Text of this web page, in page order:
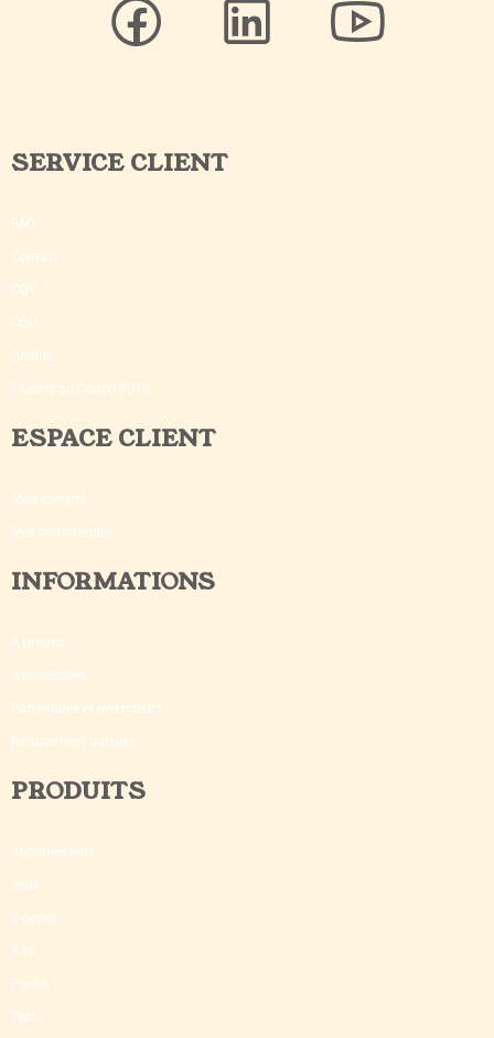
SERVICE CLIENT
FAQ
Contact
CGV
CGU
Crédits
©Outils du Coach 2018
ESPACE CLIENT
Mon compte
Mes commandes
INFORMATIONS
A propos
Avis certifiés
Partenaires et revendeurs
Recrutement auteurs
PRODUITS
Abonnements
Jeux
E-books
Kits
Packs
Tests